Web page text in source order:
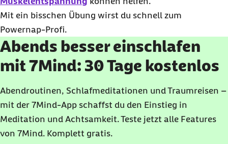
Mit ein bisschen Übung wirst du schnell zum
Powernap-Profi.
Abends besser einschlafen
mit 7Mind: 30 Tage kostenlos
Abendroutinen, Schlafmeditationen und Traumreisen –
mit der 7Mind-App schaffst du den Einstieg in
Meditation und Achtsamkeit. Teste jetzt alle Features
von 7Mind. Komplett gratis.